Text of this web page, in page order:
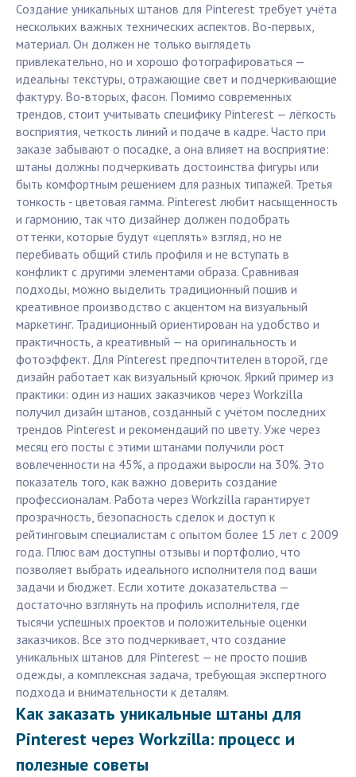
Создание уникальных штанов для Pinterest требует учёта
нескольких важных технических аспектов. Во-первых,
материал. Он должен не только выглядеть
привлекательно, но и хорошо фотографироваться —
идеальны текстуры, отражающие свет и подчеркивающие
фактуру. Во-вторых, фасон. Помимо современных
трендов, стоит учитывать специфику Pinterest — лёгкость
восприятия, четкость линий и подаче в кадре. Часто при
заказе забывают о посадке, а она влияет на восприятие:
штаны должны подчеркивать достоинства фигуры или
быть комфортным решением для разных типажей. Третья
тонкость - цветовая гамма. Pinterest любит насыщенность
и гармонию, так что дизайнер должен подобрать
оттенки, которые будут «цеплять» взгляд, но не
перебивать общий стиль профиля и не вступать в
конфликт с другими элементами образа. Сравнивая
подходы, можно выделить традиционный пошив и
креативное производство с акцентом на визуальный
маркетинг. Традиционный ориентирован на удобство и
практичность, а креативный — на оригинальность и
фотоэффект. Для Pinterest предпочтителен второй, где
дизайн работает как визуальный крючок. Яркий пример из
практики: один из наших заказчиков через Workzilla
получил дизайн штанов, созданный с учётом последних
трендов Pinterest и рекомендаций по цвету. Уже через
месяц его посты с этими штанами получили рост
вовлеченности на 45%, а продажи выросли на 30%. Это
показатель того, как важно доверить создание
профессионалам. Работа через Workzilla гарантирует
прозрачность, безопасность сделок и доступ к
рейтинговым специалистам с опытом более 15 лет с 2009
года. Плюс вам доступны отзывы и портфолио, что
позволяет выбрать идеального исполнителя под ваши
задачи и бюджет. Если хотите доказательства —
достаточно взглянуть на профиль исполнителя, где
тысячи успешных проектов и положительные оценки
заказчиков. Все это подчеркивает, что создание
уникальных штанов для Pinterest — не просто пошив
одежды, а комплексная задача, требующая экспертного
подхода и внимательности к деталям.
Как заказать уникальные штаны для
Pinterest через Workzilla: процесс и
полезные советы